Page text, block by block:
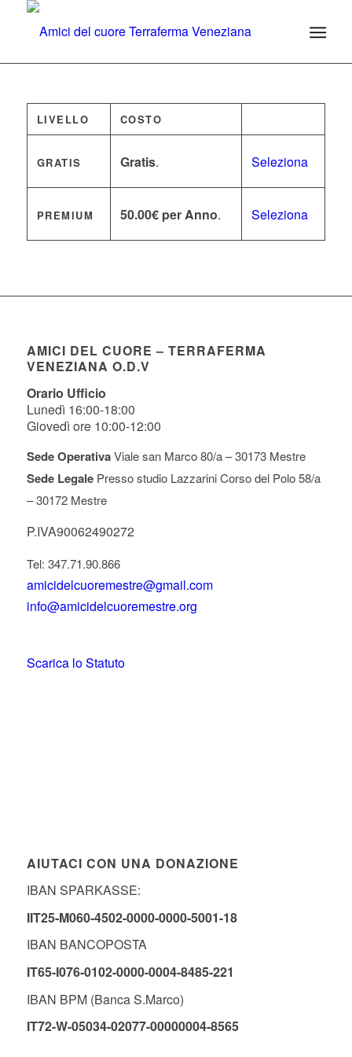
LIVELLO COSTO
GRATIS Gratis. Seleziona
PREMIUM 50.00€ per Anno. Seleziona
AMICI DEL CUORE – TERRAFERMA
VENEZIANA O.D.V
Orario Ufficio
Lunedì 16:00-18:00
Giovedì ore 10:00-12:00
Sede OperativaViale san Marco 80/a – 30173 Mestre
Sede LegalePresso studio Lazzarini Corso del Polo 58/a
– 30172 Mestre
P.IVA90062490272
Tel: 347.71.90.866
amicidelcuoremestre@gmail.com
info@amicidelcuoremestre.org
Scarica lo Statuto
AIUTACI CON UNA DONAZIONE
IBAN SPARKASSE:
IIT25-M060-4502-0000-0000-5001-18
IBAN BANCOPOSTA
IT65-I076-0102-0000-0004-8485-221
IBAN BPM (Banca S.Marco)
IT72-W-05034-02077-00000004-8565